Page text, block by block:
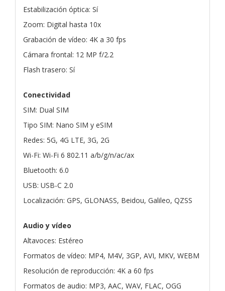
Estabilización óptica: Sí
Zoom: Digital hasta 10x
Grabación de vídeo: 4K a 30 fps
Cámara frontal: 12 MP f/2.2
Flash trasero: Sí
Conectividad
SIM: Dual SIM
Tipo SIM: Nano SIM y eSIM
Redes: 5G, 4G LTE, 3G, 2G
Wi-Fi: Wi-Fi 6 802.11 a/b/g/n/ac/ax
Bluetooth: 6.0
USB: USB-C 2.0
Localización: GPS, GLONASS, Beidou, Galileo, QZSS
Audio y vídeo
Altavoces: Estéreo
Formatos de vídeo: MP4, M4V, 3GP, AVI, MKV, WEBM
Resolución de reproducción: 4K a 60 fps
Formatos de audio: MP3, AAC, WAV, FLAC, OGG